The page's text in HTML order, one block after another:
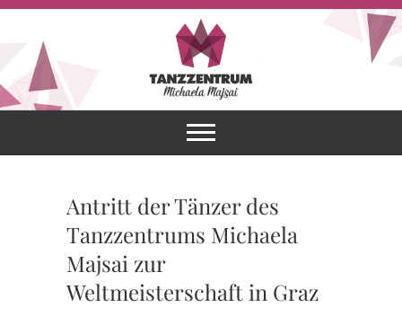
Skip
content
Tanzzentrum
Michaela
Majsai
HERZLICH
WILLKOMMEN IN
DEINER TANZSCHULE!
Antritt der Tänzer des
Tanzzentrums Michaela
Majsai zur
Weltmeisterschaft in Graz